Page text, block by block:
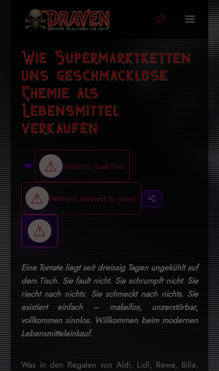
Wie Supermarktketten
uns geschmacklose
Chemie als
Lebensmittel
verkaufen
Eine Tomate liegt seit dreissig Tagen ungekühlt auf
dem Tisch. Sie fault nicht. Sie schrumpft nicht. Sie
riecht nach nichts. Sie schmeckt nach nichts. Sie
existiert einfach – makellos, unzerstörbar,
vollkommen sinnlos. Willkommen beim modernen
Lebensmitteleinkauf.
Was in den Regalen von Aldi, Lidl, Rewe, Billa,